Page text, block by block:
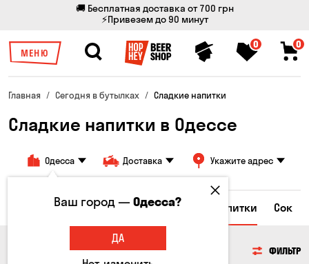
🚚 Бесплатная доставка от 700 грн
⚡Привезем до 90 минут
МЕНЮ
0 0
Главная Сегодня в бутылках Сладкие напитки
Сладкие напитки в Одессе
Одесса Доставка Укажите адрес
Энергетические напитки Сладкие напитки Сок
СЛАДКИЕ НАПИТКИ ФИЛЬТР
Ваш город —Одесса?
ДА